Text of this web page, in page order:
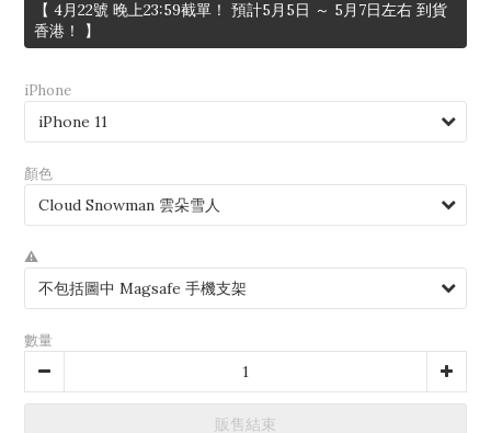
【 4月22號 晚上23:59截單！ 預計5月5日 ～ 5月7日左右 到貨
香港！ 】
iPhone
顏色
⚠️
數量
販售結束